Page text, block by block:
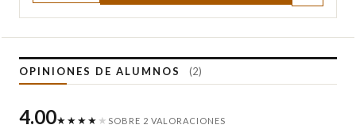
OPINIONES DE ALUMNOS (2)
4.00★★★★ ★ SOBRE 2 VALORACIONES